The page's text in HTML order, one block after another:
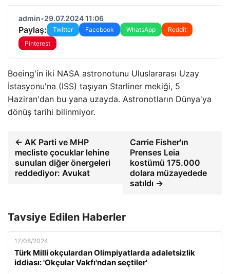
admin•29.07.2024 11:06
Paylaş: Twitter Facebook WhatsApp
Reddit
Pinterest
Boeing'in iki NASA astronotunu Uluslararası Uzay
İstasyonu'na (ISS) taşıyan Starliner mekiği, 5
Haziran'dan bu yana uzayda. Astronotların Dünya'ya
dönüş tarihi bilinmiyor.
← AK Parti ve MHP
mecliste çocuklar lehine
sunulan diğer önergeleri
reddediyor: Avukat
Carrie Fisher'ın
Prenses Leia
kostümü 175.000
dolara müzayedede
satıldı →
Tavsiye Edilen Haberler
17/08/2024
Türk Milli okçulardan Olimpiyatlarda adaletsizlik
iddiası: 'Okçular Vakfı'ndan seçtiler'